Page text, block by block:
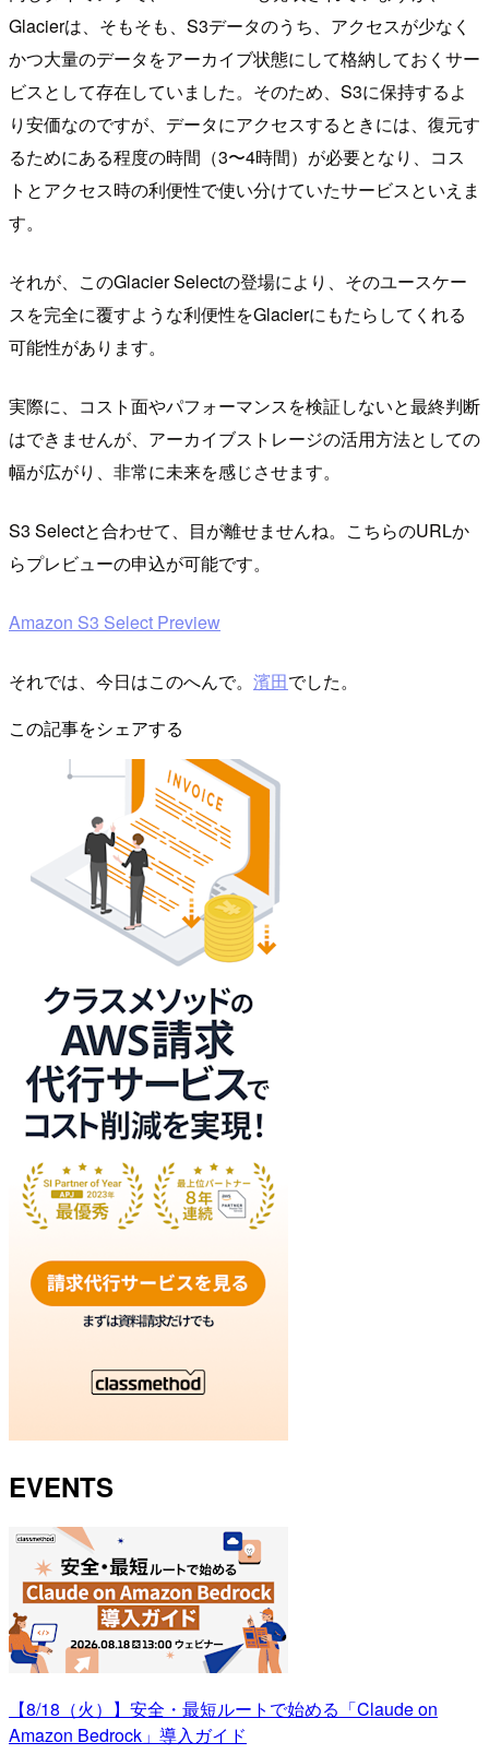
Glacierは、そもそも、S3データのうち、アクセスが少なく
かつ大量のデータをアーカイブ状態にして格納しておくサー
ビスとして存在していました。そのため、S3に保持するよ
り安価なのですが、データにアクセスするときには、復元す
るためにある程度の時間（3〜4時間）が必要となり、コス
トとアクセス時の利便性で使い分けていたサービスといえま
す。
それが、このGlacier Selectの登場により、そのユースケー
スを完全に覆すような利便性をGlacierにもたらしてくれる
可能性があります。
実際に、コスト面やパフォーマンスを検証しないと最終判断
はできませんが、アーカイブストレージの活用方法としての
幅が広がり、非常に未来を感じさせます。
S3 Selectと合わせて、目が離せませんね。こちらのURLか
らプレビューの申込が可能です。
Amazon S3 Select Preview
それでは、今日はこのへんで。 濱田でした。
この記事をシェアする
EVENTS
【8/18（火）】安全・最短ルートで始める「Claude on
Amazon Bedrock」導入ガイド